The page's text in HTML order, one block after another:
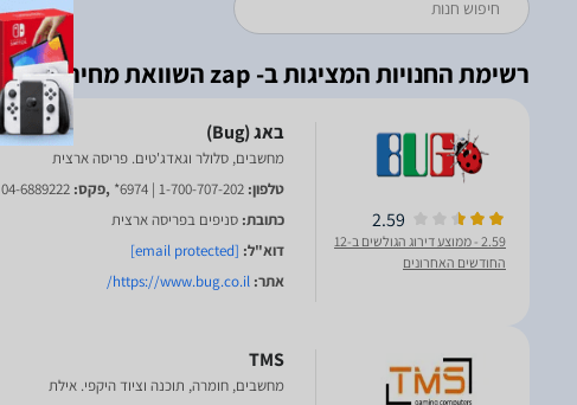
רשימת החנויות המציגות ב- zap השוואת מחירים
2.59
2.59
- ממוצע דירוג הגולשים ב-12
החודשים האחרונים
מחשבים, סלולר וגאדג'טים. פריסה ארצית
טלפון: 1-700-707-202 | 6974* ,פקס: 04-6889222
כתובת: סניפים בפריסה ארצית
דוא"ל: [email protected]
אתר: https://www.bug.co.il/
TMS
מחשבים, חומרה, תוכנה וציוד היקפי. אילת